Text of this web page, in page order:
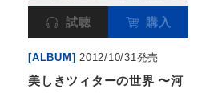
試聴 購入
[ALBUM] 2012/10/31発売
美しきツィターの世界 〜河